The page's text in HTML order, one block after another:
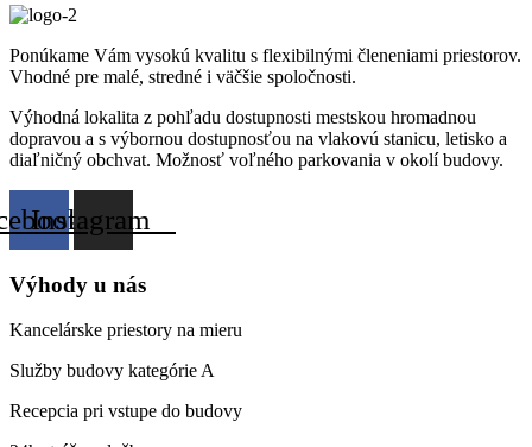
Ponúkame Vám vysokú kvalitu s flexibilnými členeniami priestorov.
Vhodné pre malé, stredné i väčšie spoločnosti.
Výhodná lokalita z pohľadu dostupnosti mestskou hromadnou
dopravou a s výbornou dostupnosťou na vlakovú stanicu, letisko a
diaľničný obchvat. Možnosť voľného parkovania v okolí budovy.
Instagram
Výhody u nás
Kancelárske priestory na mieru
Služby budovy kategórie A
Recepcia pri vstupe do budovy